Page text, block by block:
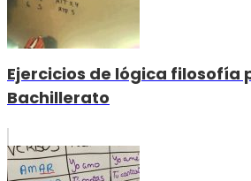
Ejercicios de lógica filosofía
Bachillerato